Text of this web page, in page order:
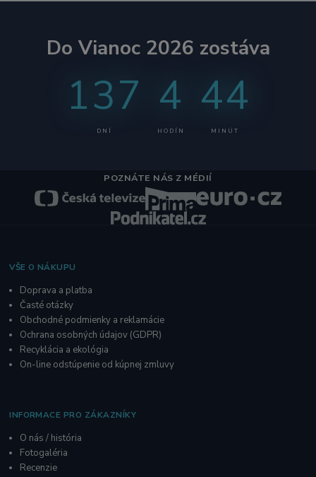
Do Vianoc 2026 zostáva
137
DNÍ
4
HODÍN
44
MINÚT
POZNÁTE NÁS Z MÉDIÍ
VŠE O NÁKUPU
Doprava a platba
Časté otázky
Obchodné podmienky a reklamácie
Ochrana osobných údajov (GDPR)
Recyklácia a ekológia
On-line odstúpenie od kúpnej zmluvy
INFORMACE PRO ZÁKAZNÍKY
O nás / história
Fotogaléria
Recenzie